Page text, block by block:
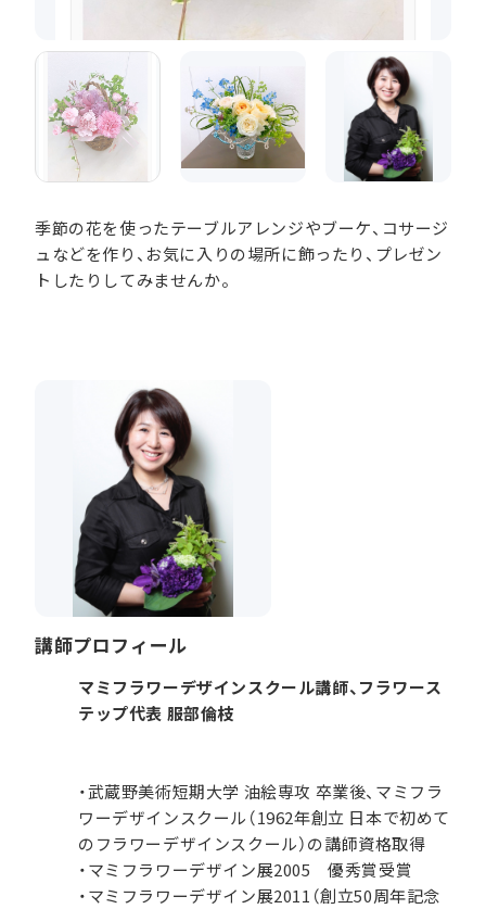
季節の花を使ったテーブルアレンジやブーケ、コサージ
ュなどを作り、お気に入りの場所に飾ったり、プレゼン
トしたりしてみませんか。
講師プロフィール
マミフラワーデザインスクール講師、フラワース
テップ代表 服部倫枝
・武蔵野美術短期大学 油絵専攻 卒業後、マミフラ
ワーデザインスクール（1962年創立 日本で初めて
のフラワーデザインスクール）の講師資格取得
・マミフラワーデザイン展2005 優秀賞受賞
・マミフラワーデザイン展2011（創立50周年記念